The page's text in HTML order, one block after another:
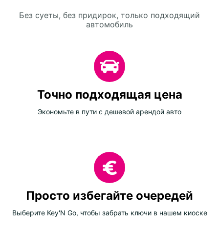
Без суеты, без придирок, только подходящий
автомобиль
Точно подходящая цена
Экономьте в пути с дешевой арендой авто
Просто избегайте очередей
Выберите Key'N Go, чтобы забрать ключи в нашем киоске